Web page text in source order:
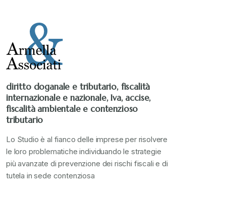
Stampa 2022
Stampa 2023
Stampa 2024
valore in dogana
diritto doganale e tributario, fiscalità
internazionale e nazionale, Iva, accise,
fiscalità ambientale e contenzioso
tributario
Lo Studio è al fianco delle imprese per risolvere
le loro problematiche individuando le strategie
più avanzate di prevenzione dei rischi fiscali e di
tutela in sede contenziosa